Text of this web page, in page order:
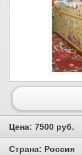
Цена: 7500 руб.
Страна: Россия